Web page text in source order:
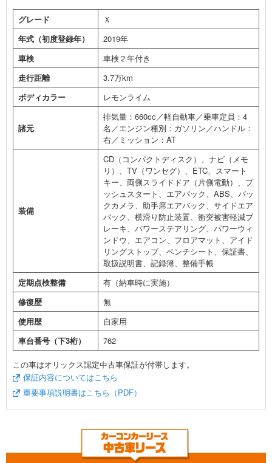
グレード
Ｘ
年式（初度登録年）
2019年
車検
車検２年付き
走行距離
3.7万km
ボディカラー
レモンライム
諸元
排気量：660cc／軽自動車／乗車定員：4
名／エンジン種別：ガソリン／ハンドル：
右／ミッション：AT
装備
CD（コンパクトディスク）、ナビ（メモ
リ）、TV（ワンセグ）、ETC、スマート
キー、両側スライドドア（片側電動）、プ
ッシュスタート、エアバック、ABS、バッ
クカメラ、助手席エアバック、サイドエア
バック、横滑り防止装置、衝突被害軽減ブ
レーキ、パワーステアリング、パワーウィ
ンドウ、エアコン、フロアマット、アイド
リングストップ、ベンチシート、保証書、
取扱説明書、記録簿、整備手帳
定期点検整備
有（納車時に実施）
修復歴
無
使用歴
自家用
車台番号（下3桁）
762
この車はオリックス認定中古車保証が付帯します。
保証内容についてはこちら
重要事項説明書はこちら（PDF）